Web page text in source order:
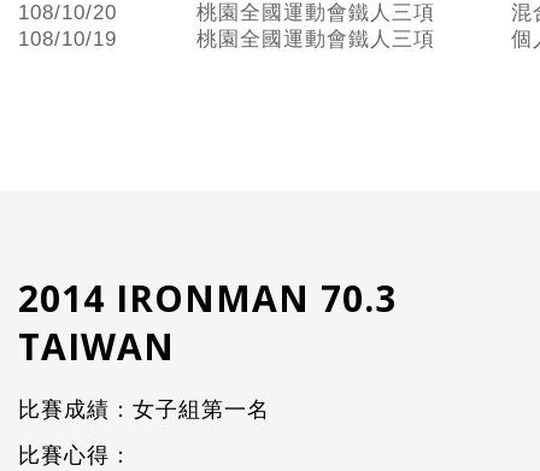
108/10/20 桃園全國運動會鐵人三項
混
108/10/19
桃園全國運動會鐵人三項 個
2014 IRONMAN 70.3
TAIWAN
比賽成績：女子組第一名
比賽心得：